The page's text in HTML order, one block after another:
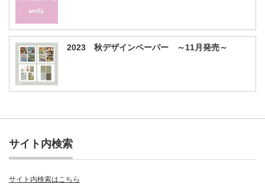
2023 秋デザインペーパー ～11月発売～
サイト内検索
サイト内検索はこちら